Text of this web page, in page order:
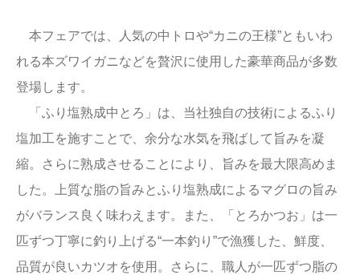
本フェアでは、人気の中トロや“カニの王様”ともいわ
れる本ズワイガニなどを贅沢に使用した豪華商品が多数
登場します。
「ふり塩熟成中とろ」は、当社独自の技術によるふり
塩加工を施すことで、余分な水気を飛ばして旨みを凝
縮。さらに熟成させることにより、旨みを最大限高めま
した。上質な脂の旨みとふり塩熟成によるマグロの旨み
がバランス良く味わえます。また、「とろかつお」は一
匹ずつ丁寧に釣り上げる“一本釣り”で漁獲した、鮮度、
品質が良いカツオを使用。さらに、職人が一匹ずつ脂の